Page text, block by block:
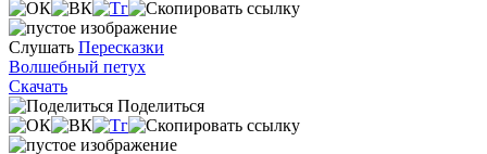
Слушать Пересказки
Волшебный петух
Скачать
Поделиться